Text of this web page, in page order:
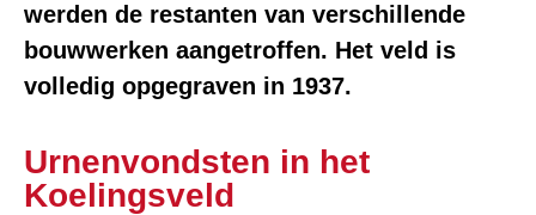
werden de restanten van verschillende
bouwwerken aangetroffen. Het veld is
volledig opgegraven in 1937.
Urnenvondsten in het
Koelingsveld